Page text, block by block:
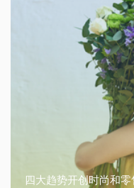
四大趋势开创时尚和